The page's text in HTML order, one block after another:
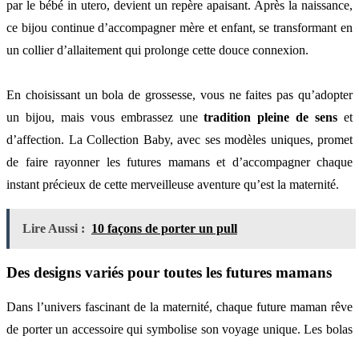
par le bébé in utero, devient un repère apaisant. Après la naissance,
ce bijou continue d’accompagner mère et enfant, se transformant en
un collier d’allaitement qui prolonge cette douce connexion.
En choisissant un bola de grossesse, vous ne faites pas qu’adopter
un bijou, mais vous embrassez unetradition pleine de sens et
d’affection. La Collection Baby, avec ses modèles uniques, promet
de faire rayonner les futures mamans et d’accompagner chaque
instant précieux de cette merveilleuse aventure qu’est la maternité.
Lire Aussi : 10 façons de porter un pull
Des designs variés pour toutes les futures mamans
Dans l’univers fascinant de la maternité, chaque future maman rêve
de porter un accessoire qui symbolise son voyage unique. Les bolas